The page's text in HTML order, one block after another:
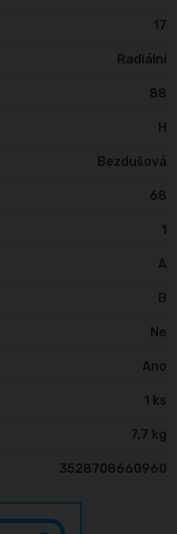
17
Radiální
88
H
Bezdušová
68
1
A
B
Ne
Ano
1 ks
7,7 kg
3528708660960